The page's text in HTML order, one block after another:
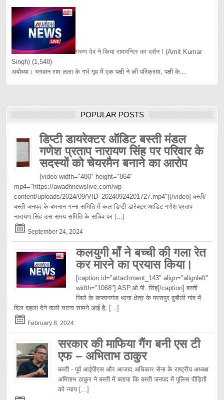
गरुण देव ने किया राममन्दिर का दर्शन ! (Amit Kumar
Singh) (1,548)
अयोध्या। भगवान राम लला के गर्भ गृह में एक पक्षी ने की परिक्रमा, पक्षी के...
POPULAR POSTS
डिप्टी डायरेक्टर ऑडिट बस्ती मंडल
गणेश प्रताप नारायण सिंह पर परिवार के
सदस्यों को चेयरमैन बनाने का आरोप
[video width="480" height="864"
mp4="https://awadhnewslive.com/wp-
content/uploads/2024/09/VID_20240924201727.mp4"][/video] बस्ती/
बस्ती जनपद के बभनान गन्ना समिति में कल डिप्टी डारेक्टर आडिट गणेश प्रताप
नारायण सिंह उस समय समिति के सचिव पर [...]
September 24, 2024
कलयुगी माँ ने बच्ची की गला रेत
कर मारने का प्रयास किया।
[caption id="attachment_143" align="alignleft"
width="1068"] ASP,ओ.पी. सिंह[/caption] बस्ती
जिले के कप्तानगंज थाना क्षेत्र के परसपुर दुबौली गांव में
दिल दहला देने वाली घटना सामने आई है, [...]
February 8, 2024
सरकार की माफिया गैंग बनी एस टी
एफ – अभिताभ ठाकुर
बस्ती - पूर्व आईपीएस और आजाद अधिकार सेना के राष्ट्रीय अध्यक्ष
अमिताभ ठाकुर ने बस्ती में बताया कि बस्ती जनपद में पुलिस पीड़ितों
को न्याय [...]